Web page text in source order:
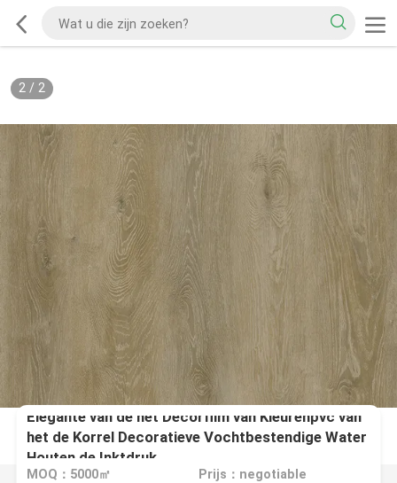
2/ 2
Elegante van de het Decorfilm van Kleurenpvc van
het de Korrel Decoratieve Vochtbestendige Water
Houten de Inktdruk
MOQ：5000㎡ Prijs：negotiable